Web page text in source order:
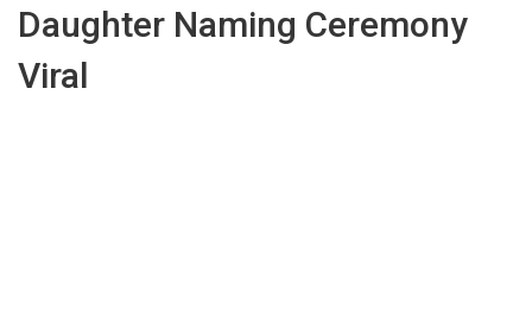
Daughter Naming Ceremony
Viral